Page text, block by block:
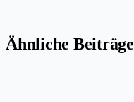
Ähnliche Beiträge